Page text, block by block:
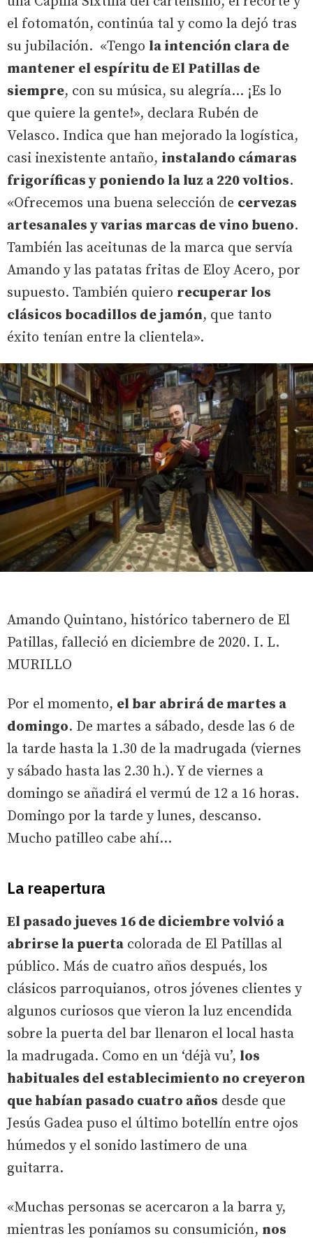
el fotomatón, continúa tal y como la dejó tras
su jubilación. «Tengo la intención clara de
mantener el espíritu de El Patillas de
siempre, con su música, su alegría... ¡Es lo
que quiere la gente!», declara Rubén de
Velasco. Indica que han mejorado la logística,
casi inexistente antaño, instalando cámaras
frigoríficas y poniendo la luz a 220 voltios.
«Ofrecemos una buena selección de cervezas
artesanales y varias marcas de vino bueno.
También las aceitunas de la marca que servía
Amando y las patatas fritas de Eloy Acero, por
supuesto. También quiero recuperar los
clásicos bocadillos de jamón, que tanto
éxito tenían entre la clientela».
Amando Quintano, histórico tabernero de El
Patillas, falleció en diciembre de 2020. I. L.
MURILLO
Por el momento, el bar abrirá de martes a
domingo. De martes a sábado, desde las 6 de
la tarde hasta la 1.30 de la madrugada (viernes
y sábado hasta las 2.30 h.). Y de viernes a
domingo se añadirá el vermú de 12 a 16 horas.
Domingo por la tarde y lunes, descanso.
Mucho patilleo cabe ahí...
La reapertura
El pasado jueves 16 de diciembre volvió a
abrirse la puerta colorada de El Patillas al
público. Más de cuatro años después, los
clásicos parroquianos, otros jóvenes clientes y
algunos curiosos que vieron la luz encendida
sobre la puerta del bar llenaron el local hasta
la madrugada. Como en un ‘déjà vu’, los
habituales del establecimiento no creyeron
que habían pasado cuatro años desde que
Jesús Gadea puso el último botellín entre ojos
húmedos y el sonido lastimero de una
guitarra.
«Muchas personas se acercaron a la barra y,
mientras les poníamos su consumición, nos